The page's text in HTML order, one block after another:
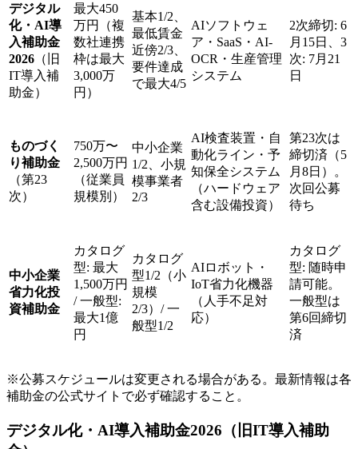
デジタル
化・AI導
入補助金
2026 （旧
IT導入補
助金）
最大450
万円（複
数社連携
枠は最大
3,000万
円）
基本1/2、
最低賃金
近傍2/3、
要件達成
で最大4/5
AIソフトウェ
ア・SaaS・AI-
OCR・生産管理
システム
2次締切: 6
月15日、3
次: 7月21
日
ものづく
り補助金
（第23
次）
750万〜
2,500万円
（従業員
規模別）
中小企業
1/2、小規
模事業者
2/3
AI検査装置・自
動化ライン・予
知保全システム
（ハードウェア
含む設備投資）
第23次は
締切済（5
月8日）。
次回公募
待ち
中小企業
省力化投
資補助金
カタログ
型: 最大
1,500万円
/ 一般型:
最大1億
円
カタログ
型1/2（小
規模
2/3）/ 一
般型1/2
AIロボット・
IoT省力化機器
（人手不足対
応）
カタログ
型: 随時申
請可能。
一般型は
第6回締切
済
※公募スケジュールは変更される場合がある。最新情報は各
補助金の公式サイトで必ず確認すること。
デジタル化・AI導入補助金2026（旧IT導入補助